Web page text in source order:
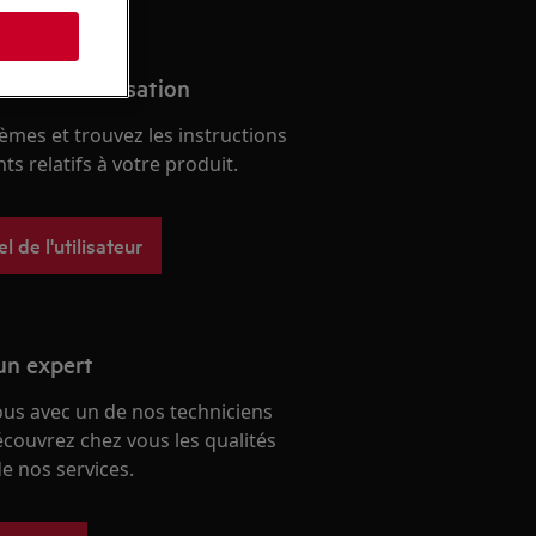
d'utilisation
et trouvez les instructions
relatifs à votre produit.
de l'utilisateur
expert
avec un de nos techniciens
chez vous les qualités
nos services.